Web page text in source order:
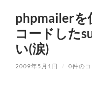
ル
メ
ニ
ュ
ー
を
切
り
phpmailerを
コードした
い(涙)
2009年5月1日 / 0件のコ